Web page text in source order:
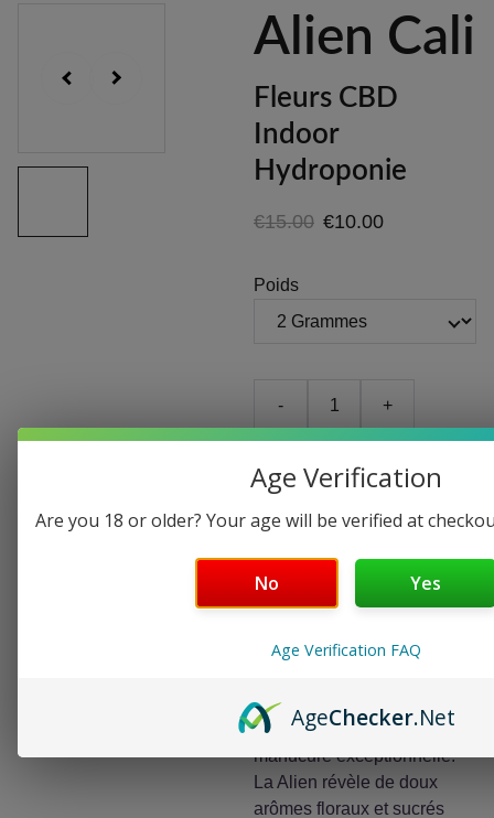
Alien Cali
Fleurs CBD
Indoor
Hydroponie
€15.00 €10.00
Poids
- +
haut-de-gamme, connues
finitions parfaites. Des
cailloux bien ronds, une
manucure exceptionnelle.
La Alien révèle de doux
arômes floraux et sucrés
Age Verification
Are you 18 or older? Your age will be verified at
No Yes
Age Verification FAQ
AgeChecker.Net